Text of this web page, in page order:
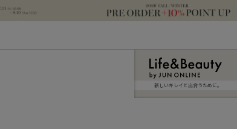
新しいキレイと出合うために。